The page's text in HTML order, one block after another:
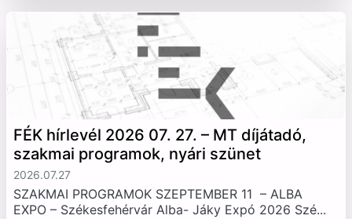
FÉK hírlevél 2026 07. 27. – MT díjátadó,
szakmai programok, nyári szünet
2026.07.27
SZAKMAI PROGRAMOK SZEPTEMBER 11 – ALBA
EXPO – Székesfehérvár Alba- Jáky Expó 2026 Szé...